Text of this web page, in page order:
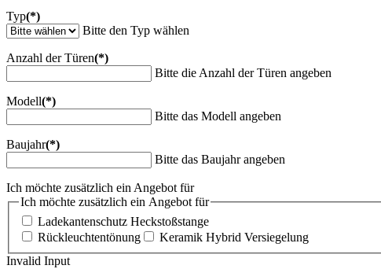
Typ(*)
Bitte den Typ wählen
Anzahl der Türen(*)
Bitte die Anzahl der Türen angeben
Modell(*)
Bitte das Modell angeben
Baujahr(*)
Bitte das Baujahr angeben
Ich möchte zusätzlich ein Angebot für
Ich möchte zusätzlich ein Angebot für
Ladekantenschutz Heckstoßstange
Rückleuchtentönung
Keramik Hybrid Versiegelung
Invalid Input